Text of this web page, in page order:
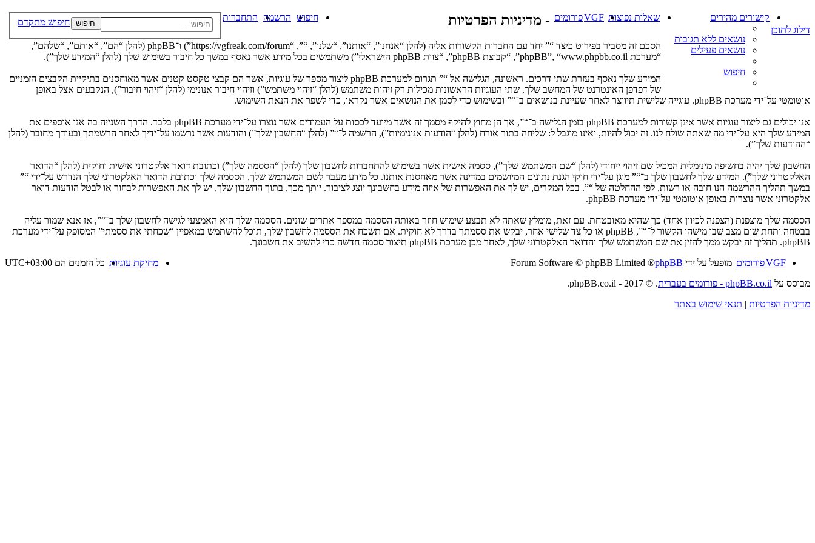
דילוג לתוכן
חיפוש חיפוש מתקדם קישורים מהירים
נושאים ללא תגובות
נושאים פעילים
חיפוש
שאלות נפוצות התחברות הרשמה VGFפורומים חיפוש - מדיניות הפרטיות
הסכם זה מסביר בפירוט כיצד “” יחד עם החברות הקשורות אליה (להלן “אנחנו”, “אותנו”, “שלנו”, “”, “https://vgfreak.com/forum”) ו־phpBB (להלן “הם”, “אותם”, “שלהם”,
“מערכת phpBB”, “www.phpbb.co.il”, “קבוצת phpBB”, “צוות phpBB הישראלי”) משתמשים בכל מידע אשר נאסף במשך כל חיבור בשימוש שלך (להלן “המידע שלך”).
המידע שלך נאסף בעזרת שתי דרכים. ראשונה, הגלישה אל “” תגרום למערכת phpBB ליצור מספר של עוגיות, אשר הם קבצי טקסט קטנים אשר מאוחסנים בתיקיית הקבצים הזמניים
של דפדפן האינטרנט של המחשב שלך. שתי העוגיות הראשונות מכילות רק זיהות משתמש (להלן “זיהוי משתמש”) וזיהוי חיבור אנונימי (להלן “זיהוי חיבור”), הנקבעים אצל באופן
אוטומטי על־ידי מערכת phpBB. עוגייה שלישית תיווצר לאחר שעיינת בנושאים ב־“” ובשימוש כדי לסמן את הנושאים אשר נקראו, כדי לשפר את הנאת השימוש.
אנו יכולים גם ליצור עוגיות אשר אינן קשורות למערכת phpBB בזמן הגלישה ב־“”, אך הן מחוץ להיקף מסמך זה אשר מיועד לכסות על העמודים אשר נוצרו על־ידי מערכת phpBB בלבד. הדרך השנייה בה אנו אוספים את
המידע שלך היא על־ידי מה שאתה שולח לנו. זה יכול להיות, ואינו מוגבל ל: שליחה בתור אורח (להלן “הודעות אנונימיות”), הרשמה ל־“” (להלן “החשבון שלך”) והודעות אשר נרשמו על־ידיך לאחר הרשמתך ובעודך מחובר (להלן
“ההודעות שלך”).
החשבון שלך יהיה בחשיפה מינימלית המכיל שם זיהוי ייחודי (להלן “שם המשתמש שלך”), ססמה אישית אשר בשימוש להתחברות לחשבון שלך (להלן “הססמה שלך”) וכתובת דואר אלקטרוני אישית וחוקית (להלן “הדואר
האלקטרוני שלך”). המידע שלך לחשבון שלך ב־“” מוגן על־ידי חוקי הגנת נתונים המיושמים במדינה אשר מאחסנת אותנו. כל מידע מעבר לשם המשתמש שלך, הססמה שלך וכתובת הדואר האלקטרוני שלך הנדרש על־ידי “”
במשך תהליך ההרשמה הנו חובה או רשות, לפי ההחלטה של “”. בכל המקרים, יש לך את האפשרות של איזה מידע בחשבונך יוצג לציבור. יותך מכך, בתוך החשבון שלך, יש לך את האפשרות לבחור או לבטל הודעות דואר
אלקטרוני אשר נוצרות באופן אוטומטי על־ידי מערכת phpBB.
הססמה שלך מוצפנת (הצפנה לכיוון אחד) כך שהיא מאובטחת. עם זאת, מומלץ שאתה לא תבצע שימוש חוזר באותה הססמה במספר אתרים שונים. הססמה שלך היא האמצעי לגישה לחשבון שלך ב־“”, אז אנא שמור עליה
בבטחה ותחת שום מצב שבו מישהו הקשור ל־“”, phpBB או כל צד שלישי אחר, יבקש את ססמתך בדרך לא חוקית. אם תשכח את הססמה לחשבון שלך, תוכל להשתמש במאפיין “שכחתי את ססמתי” המסופק על־ידי מערכת
phpBB. תהליך זה יבקש ממך להזין את שם המשתמש שלך והדואר האלקטרוני שלך, לאחר מכן מערכת phpBB תיצור ססמה חדשה כדי להשיב את חשבונך.
VGFפורומים כל הזמנים הם UTC+03:00 מחיקת עוגיות מופעל על ידי phpBB
® Forum Software © phpBB Limited
מבוסס על phpBB.co.il - פורומים בעברית
. © 2017 - phpBB.co.il.
מדיניות הפרטיות | תנאי שימוש באתר